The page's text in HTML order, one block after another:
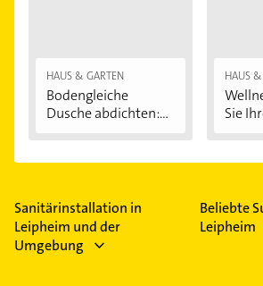
HAUS & GARTEN
Bodengleiche
Dusche abdichten:...
HAUS
Sie
Sanitärinstallation in
Leipheim und der
Umgebung
Beliebte
Leipheim